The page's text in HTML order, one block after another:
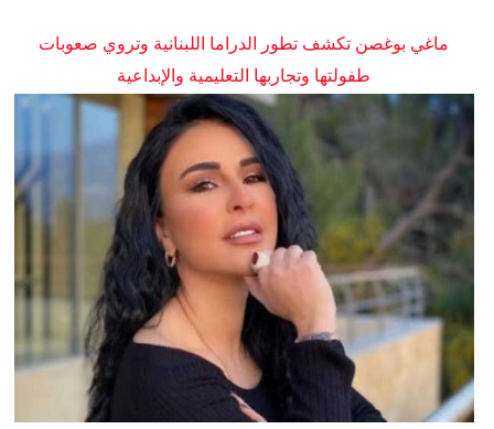
ماغي بوغصن تكشف تطور الدراما اللبنانية وتروي صعوبات
طفولتها وتجاربها التعليمية والإبداعية